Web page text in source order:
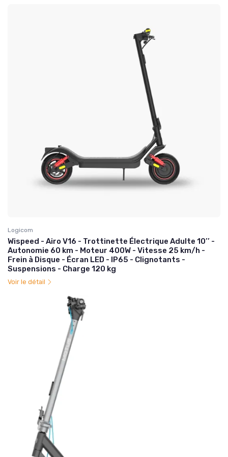
Logicom
Wispeed - Airo V16 - Trottinette Électrique Adulte 10’’ -
Autonomie 60 km - Moteur 400W - Vitesse 25 km/h -
Frein à Disque - Écran LED - IP65 - Clignotants -
Suspensions - Charge 120 kg
Voir le détail